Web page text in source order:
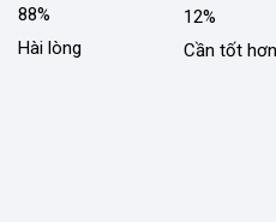
88%
Hài lòng
12%
Cần tốt hơn